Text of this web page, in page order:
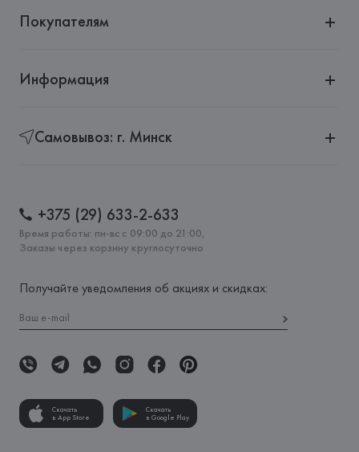
Покупателям
Информация
Самовывоз: г. Минск
+375 (29) 633-2-633
Время работы: пн-вс с 09:00 до 21:00,
Заказы через корзину круглосуточно
Получайте уведомления об акциях и скидках:
Скачать
в App Store
Скачать
в Google Play